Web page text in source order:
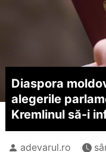
Diaspora
alegerile
Kremlinul să-i
adevarul.ro